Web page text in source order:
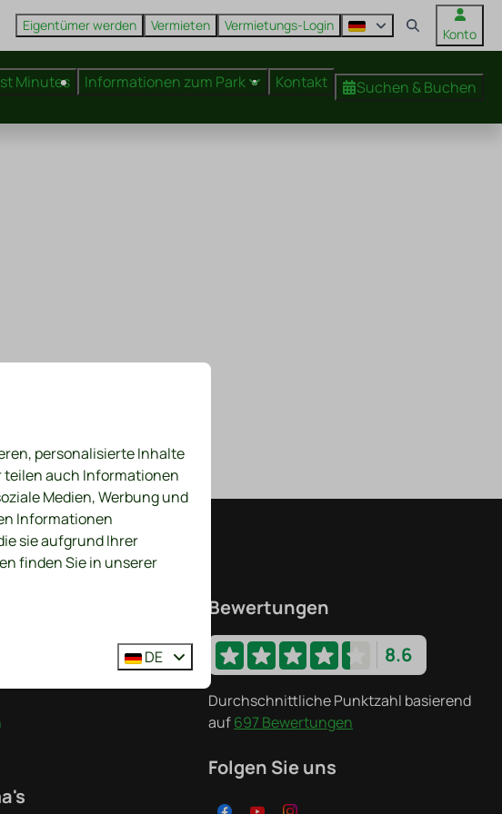
Eigentümer werden Vermieten Vermietungs-Login
Konto
Minutes Informationen zum Park Kontakt Suchen & Buchen
Bewertungen
8.6
Durchschnittliche Punktzahl basierend
auf697 Bewertungen
Folgen Sie uns
personalisierte Inhalte
teilen auch Informationen
Medien, Werbung und
Informationen
sie aufgrund Ihrer
finden Sie in unserer
DE